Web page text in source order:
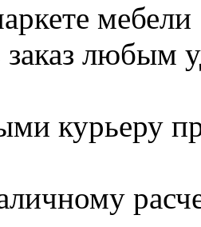
заказ любым
курьеру